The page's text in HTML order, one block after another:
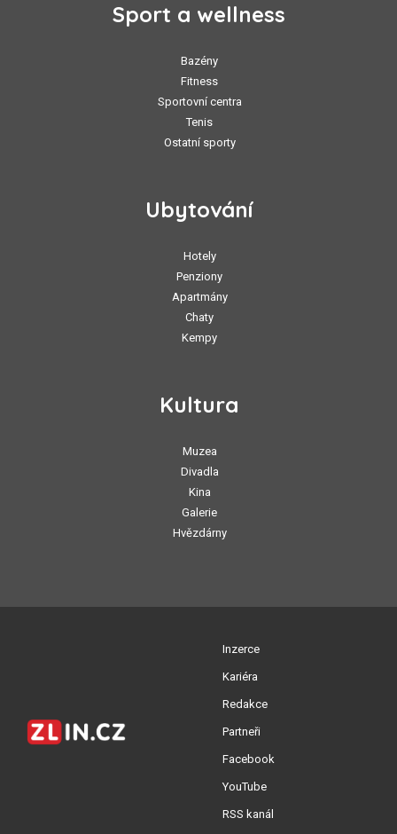
Sport a wellness
Bazény
Fitness
Sportovní centra
Tenis
Ostatní sporty
Ubytování
Hotely
Penziony
Apartmány
Chaty
Kempy
Kultura
Muzea
Divadla
Kina
Galerie
Hvězdárny
Inzerce
Kariéra
Redakce
Partneři
Facebook
YouTube
RSS kanál